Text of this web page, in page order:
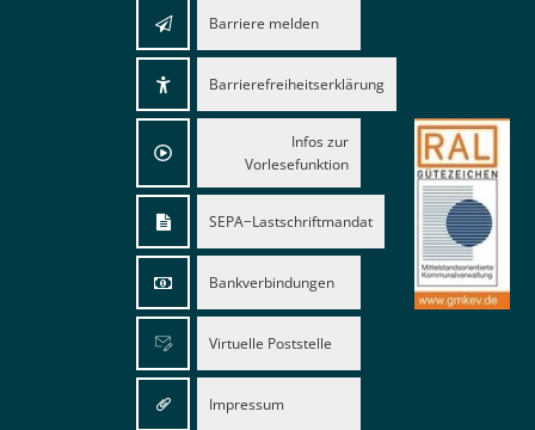
Barriere melden
Barrierefreiheitserklärung
Infos zur
Vorlesefunktion
SEPA−Lastschriftmandat
Bankverbindungen
Virtuelle Poststelle
Impressum